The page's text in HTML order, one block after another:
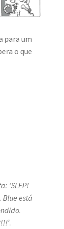
para um
o que
‘SLEP!
está
.